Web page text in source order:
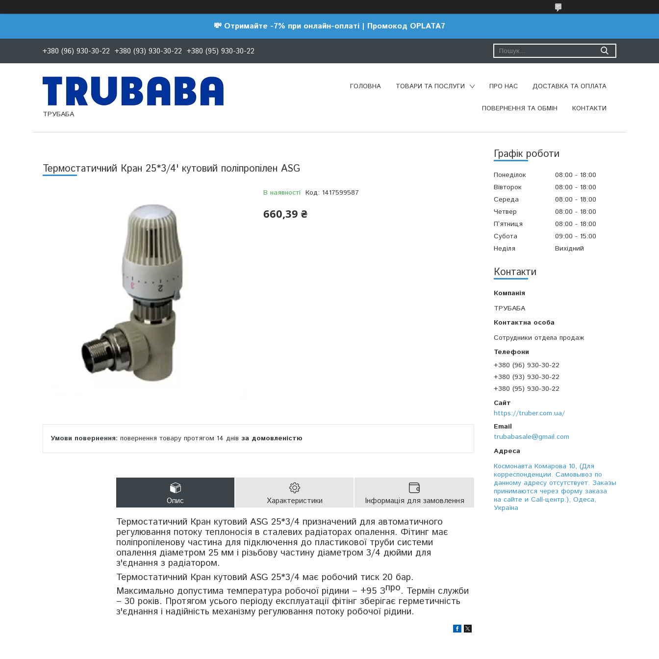
💸 Отримайте -7% при онлайн-оплаті | Промокод OPLATA7
+380 (96) 930-30-22 +380 (93) 930-30-22 +380 (95) 930-30-22
ТРУБАБА
ГОЛОВНА ТОВАРИ ТА ПОСЛУГИ ПРО НАС ДОСТАВКА ТА ОПЛАТА
ПОВЕРНЕННЯ ТА ОБМІН КОНТАКТИ
Графік роботи
Понеділок 08:00
18:00
Вівторок
08:00
18:00
Середа
08:00
18:00
Четвер
08:00
18:00
Пʼятниця
08:00
18:00
Субота
09:00
15:00
Неділя
Вихідний
Контакти
ТРУБАБА
Сотрудники отдела продаж
+380 (96) 930-30-22
+380 (93) 930-30-22
+380 (95) 930-30-22
https://truber.com.ua/
trubabasale@gmail.com
Космонавта Комарова 10, (Для
корреспонденции. Самовывоз по
данному адресу отсутствует. Заказы
принимаются через форму заказа
на сайте и Call-центр.), Одеса,
Україна
Термостатичний Кран 25*3/4' кутовий поліпропілен ASG
В наявності Код: 1417599587
660,39 ₴
повернення товару протягом 14 днів за домовленістю
Опис Характеристики Інформація для замовлення
Термостатичний Кран кутовий ASG 25*3/4 призначений для автоматичного
регулювання потоку теплоносія в сталевих радіаторах опалення. Фітинг має
поліпропіленову частина для підключення до пластикової труби системи
опалення діаметром 25 мм і різьбову частину діаметром 3/4 дюйми для
з'єднання з радіатором.
Термостатичний Кран кутовий ASG 25*3/4 має робочий тиск 20 бар.
Максимально допустима температура робочої рідини – +95 Зпро. Термін служби
– 30 років. Протягом усього періоду експлуатації фітінг зберігає герметичність
з'єднання і надійність механізму регулювання потоку робочої рідини.